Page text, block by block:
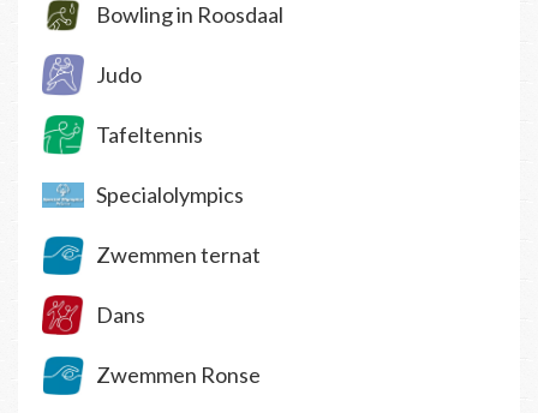
Bowling in Roosdaal
Judo
Tafeltennis
Specialolympics
Zwemmen ternat
Dans
Zwemmen Ronse